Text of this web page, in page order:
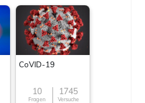
CoVID-19
10
Fragen
1745
Versuche